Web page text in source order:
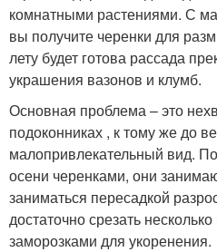
комнатными растениями. С
вы получите черенки для
лету будет готова рассада
украшения вазонов и клумб.
Основная проблема – это
подоконниках , к тому же до
малопривлекательный вид.
осени черенками, они
заниматься пересадкой
достаточно срезать
заморозками для укоренения.